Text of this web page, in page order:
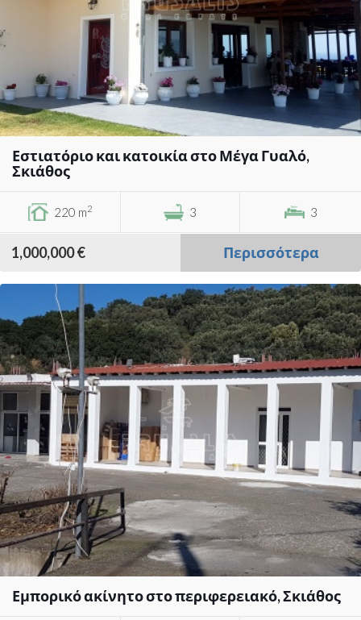
Εστιατόριο και κατοικία στο Μέγα Γυαλό,
Σκιάθος
220 m2 3 3
1,000,000 € Περισσότερα
Εμπορικό ακίνητο στο περιφερειακό, Σκιάθος